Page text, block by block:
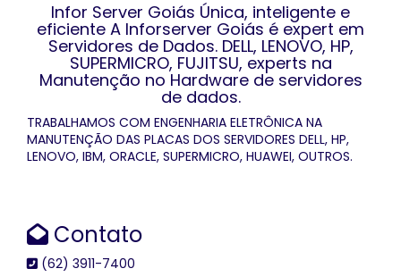
Infor Server Goiás Única, inteligente e
eficiente A Inforserver Goiás é expert em
Servidores de Dados. DELL, LENOVO, HP,
SUPERMICRO, FUJITSU, experts na
Manutenção no Hardware de servidores
de dados.
TRABALHAMOS COM ENGENHARIA ELETRÔNICA NA
MANUTENÇÃO DAS PLACAS DOS SERVIDORES DELL, HP,
LENOVO, IBM, ORACLE, SUPERMICRO, HUAWEI, OUTROS.
Contato
(62) 3911-7400